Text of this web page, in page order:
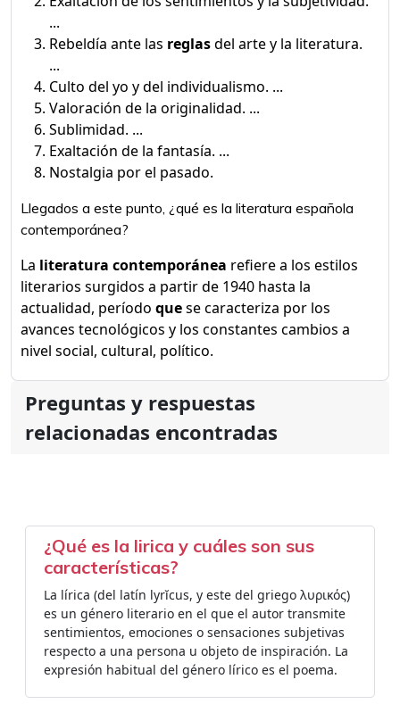
...
Rebeldía ante las reglasdel arte y la literatura.
...
Culto del yo y del individualismo. ...
Valoración de la originalidad. ...
Sublimidad. ...
Exaltación de la fantasía. ...
Nostalgia por el pasado.
Llegados a este punto, ¿qué es la literatura española
contemporánea?
La literatura contemporánea refiere a los estilos
literarios surgidos a partir de 1940 hasta la
actualidad, período quese caracteriza por los
avances tecnológicos y los constantes cambios a
nivel social, cultural, político.
Preguntas y respuestas
relacionadas encontradas
¿Qué es la lirica y cuáles son sus
características?
La lírica (del latín lyrĭcus, y este del griego λυρικός)​
es un género literario en el que el autor transmite
sentimientos, emociones o sensaciones subjetivas
respecto a una persona u objeto de inspiración.​ La
expresión habitual del género lírico es el poema.